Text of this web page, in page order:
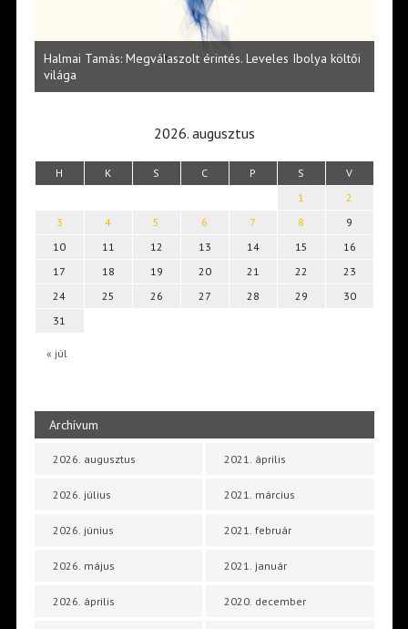
Halmai Tamás: Megválaszolt érintés. Leveles Ibolya költői
világa
2026. augusztus
H K S C P S V
« júl
1
2
3
4 5 6 7 8
9
10
11 12 13 14 15
16
17
18 19 20 21 22
23
24
25 26 27 28 29
30
31
Archívum
2026. augusztus
2026. július
2026. június
2026. május
2026. április
2021. április
2021. március
2021. február
2021. január
2020. december